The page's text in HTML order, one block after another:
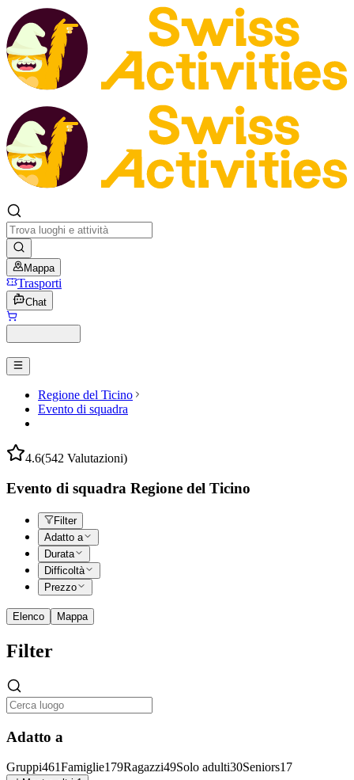
Mappa
Trasporti
Chat
Regione del Ticino
Evento di squadra
4.6(542 Valutazioni)
Evento di squadra Regione del Ticino
Filter
Adatto a
Durata
Difficoltà
Prezzo
Elenco Mappa
Filter
Adatto a
Gruppi461Famiglie179Ragazzi49Solo adulti30Seniors17